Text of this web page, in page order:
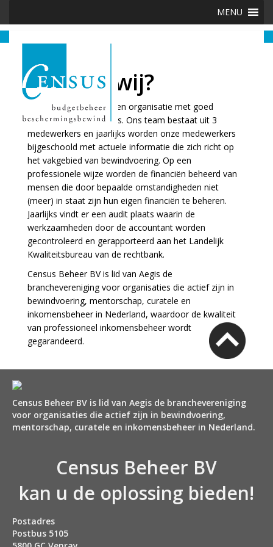
content
MENU
Wie zijn wij?
Census Beheer BV is een organisatie met goed
opgeleide medewerkers. Ons team bestaat uit 3
medewerkers en jaarlijks worden onze medewerkers
bijgeschoold met actuele informatie die zich richt op
het vakgebied van bewindvoering. Op een
professionele wijze worden de financiën beheerd van
mensen die door bepaalde omstandigheden niet
(meer) in staat zijn hun eigen financiën te beheren.
Jaarlijks vindt er een audit plaats waarin de
werkzaamheden door de accountant worden
gecontroleerd en gerapporteerd aan het Landelijk
Kwaliteitsbureau van de rechtbank.
Census Beheer BV is lid van Aegis de
branchevereniging voor organisaties die actief zijn in
bewindvoering, mentorschap, curatele en
inkomensbeheer in Nederland, waardoor de kwaliteit
van professioneel inkomensbeheer wordt
gegarandeerd.
Census Beheer BV is lid van Aegis de branchevereniging
voor organisaties die actief zijn in bewindvoering,
mentorschap, curatele en inkomensbeheer in Nederland.
Census Beheer BV
kan u de oplossing bieden!
Postadres
Postbus 5105